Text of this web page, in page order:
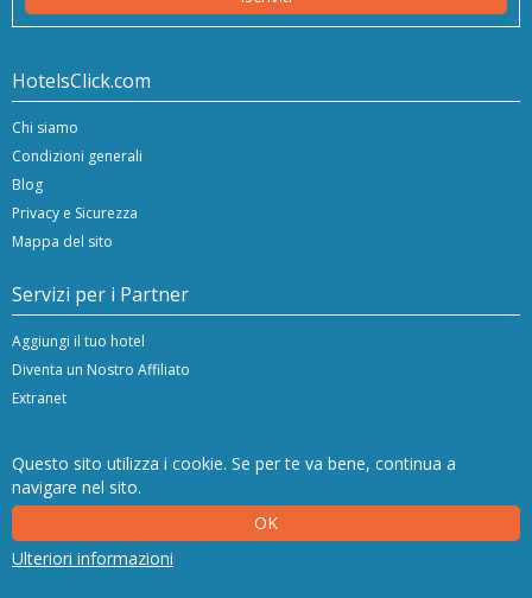
Questo sito utilizza i cookie. Se per te va bene, continua a
navigare nel sito.
OK
Ulteriori informazioni
HotelsClick.com
Chi siamo
Condizioni generali
Blog
Privacy e Sicurezza
Mappa del sito
Servizi per i Partner
Aggiungi il tuo hotel
Diventa un Nostro Affiliato
Extranet
Copyright © 2024/26 Hashnap srl. All rights reserved | P.Iva IT-04396920276
Hashnap srl - via Brunacci, 9/b - 30175 Marghera (Venice), Italy